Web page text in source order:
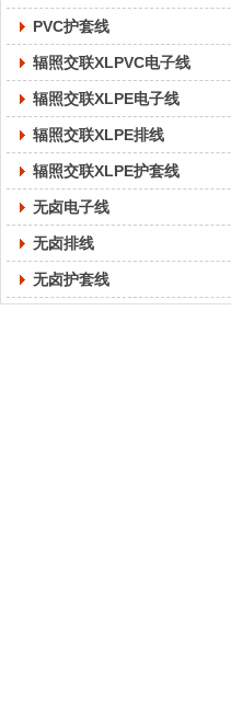
PVC护套线
辐照交联XLPVC电子线
辐照交联XLPE电子线
辐照交联XLPE排线
辐照交联XLPE护套线
无卤电子线
无卤排线
无卤护套线